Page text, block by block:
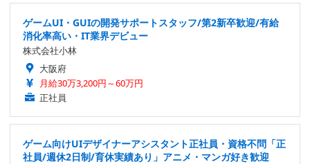
ゲームUI・GUIの開発サポートスタッフ/第2新卒歓迎/有給
消化率高い・IT業界デビュー
株式会社小林
大阪府
月給30万3,200円～60万円
正社員
ゲーム向けUIデザイナーアシスタント正社員・資格不問「正
社員/週休2日制/育休実績あり」アニメ・マンガ好き歓迎